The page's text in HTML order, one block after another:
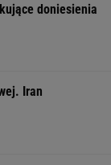
doniesienia
Iran